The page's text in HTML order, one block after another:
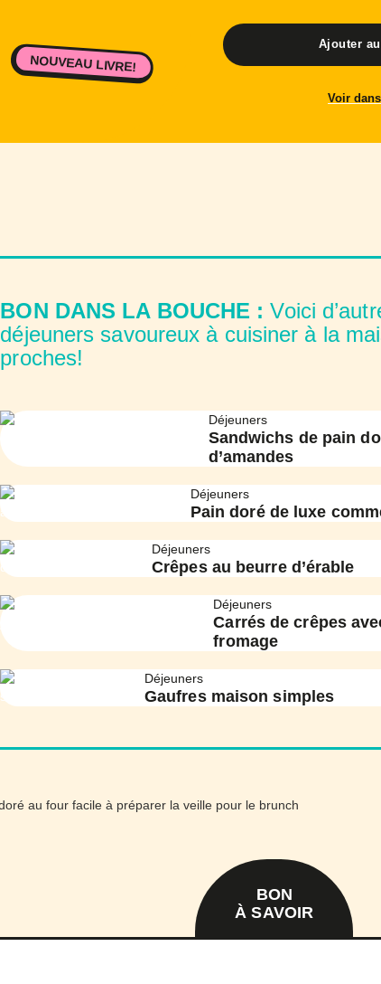
Ajouter
Voir
NOUVEAU LIVRE!
BON DANS LA BOUCHE : Voici
déjeuners savoureux à cuisiner à la
proches!
Déjeuners
Sandwichs de pain
d’amandes
Déjeuners
Pain doré de luxe
Déjeuners
Crêpes au beurre d’érable
Déjeuners
Carrés de crêpes
fromage
Déjeuners
Gaufres maison simples
BON
À SAVOIR